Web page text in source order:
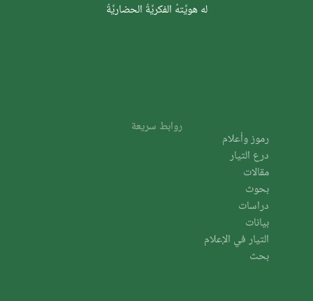
له هويَّتهُ الفكريَّةُ الحضاريَّةُ
روابط سريعة
رموز وأعلام
درع التيار
مقالات
بحوث
دراسات
بيانات
التيار في الإعلام
بحث